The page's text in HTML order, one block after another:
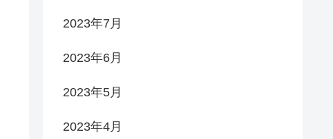
2023年7月
2023年6月
2023年5月
2023年4月